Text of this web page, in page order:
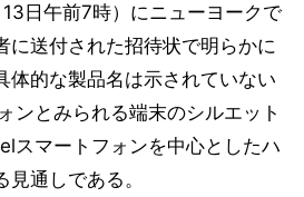
日午前7時）にニューヨークで
に送付された招待状で明らかに
体的な製品名は示されていない
ンとみられる端末のシルエット
スマートフォンを中心としたハ
通しである。